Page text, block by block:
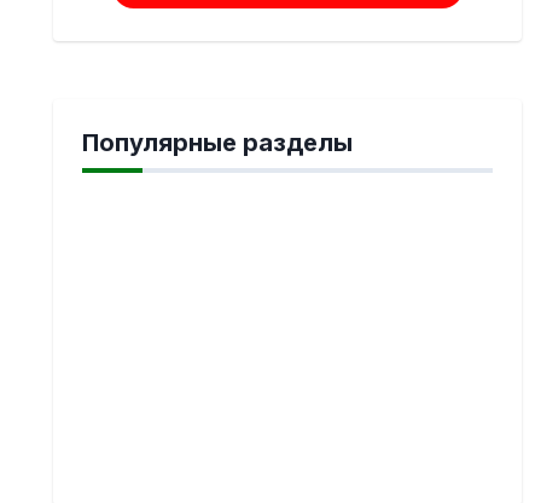
Популярные разделы